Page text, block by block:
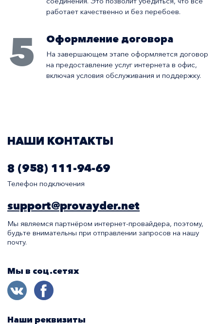
работает качественно и без перебоев.
5 Оформление договора
На завершающем этапе оформляется договор
на предоставление услуг интернета в офис,
включая условия обслуживания и поддержку.
НАШИ КОНТАКТЫ
8 (958) 111-94-69
Телефон подключения
support@provayder.net
Мы являемся партнёром интернет-провайдера, поэтому,
будьте внимательны при отправлении запросов на нашу
почту.
Мы в соц.сетях
Наши реквизиты